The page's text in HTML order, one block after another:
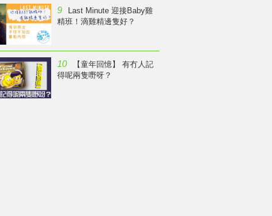
9
Last Minute 迎接Baby雞
精班！滴雞精邊隻好？
10
【童年回憶】 有冇人記
得呢兩隻嘢呀？